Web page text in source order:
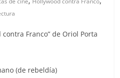
Franco” de Oriol Porta
(de rebeldía)